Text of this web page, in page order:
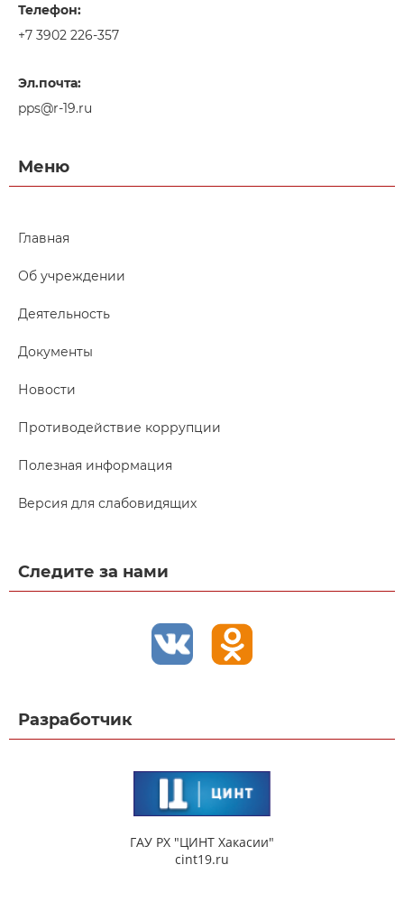
Телефон:
+7 3902 226-357
Эл.почта:
pps@r-19.ru
Меню
Главная
Об учреждении
Деятельность
Документы
Новости
Противодействие коррупции
Полезная информация
Версия для слабовидящих
Следите за нами
Разработчик
ГАУ РХ "ЦИНТ Хакасии"
cint19.ru